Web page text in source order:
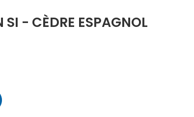
SI - CÈDRE ESPAGNOL